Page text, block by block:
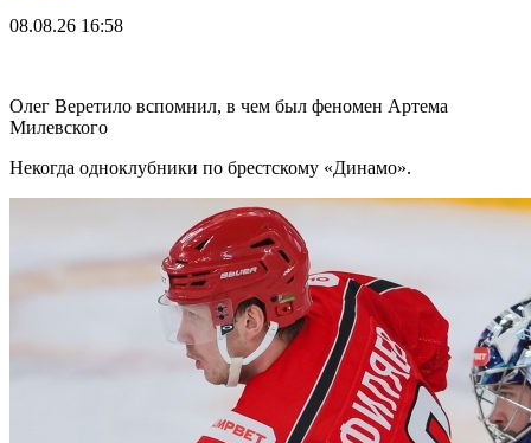
08.08.26 16:58
Олег Веретило вспомнил, в чем был феномен Артема
Милевского
Некогда одноклубники по брестскому «Динамо».